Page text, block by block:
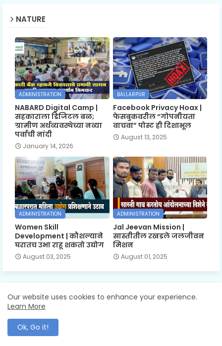
NATURE
ADMINISTRATION
NABARD Digital Camp |
सहकाराला डिजिटल बळ;
ग्रामीण अर्थव्यवस्थेच्या नव्या
पर्वाची नांदी
January 14, 2026
BALLARPUR
Facebook Privacy Hoax |
फेसबुकवरील “गोपनीयता
वाचवा” पोस्ट ही दिशाभूल
August 13, 2025
ADMINISTRATION
Women Skill
Development | कौशल्याने
घरातच उभा राहू शकतो उद्योग
August 03, 2025
ADMINISTRATION
Jal Jeevan Mission |
सास्तीतील रखडले जलजीवन
मिशन
August 01, 2025
Mahawani News: The Voice Of Maharashtra
Our website uses cookies to enhance your experience.
Learn More
Ok, Go it!